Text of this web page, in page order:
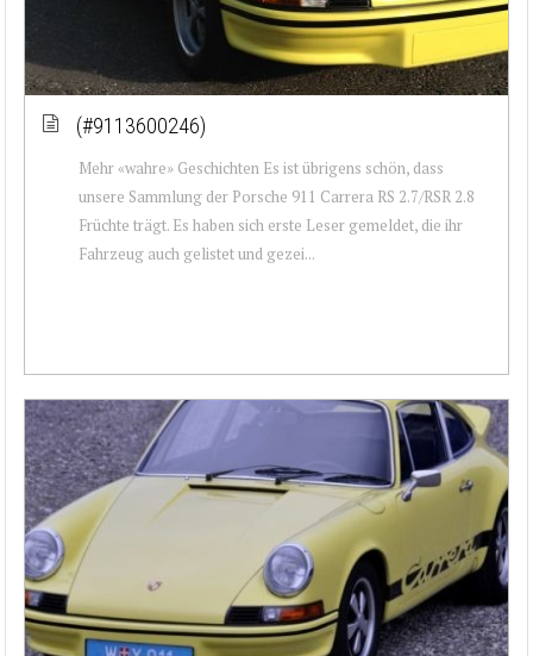
(#9113600246)
Mehr «wahre» Geschichten Es ist übrigens schön, dass
unsere Sammlung der Porsche 911 Carrera RS 2.7/RSR 2.8
Früchte trägt. Es haben sich erste Leser gemeldet, die ihr
Fahrzeug auch gelistet und gezei...